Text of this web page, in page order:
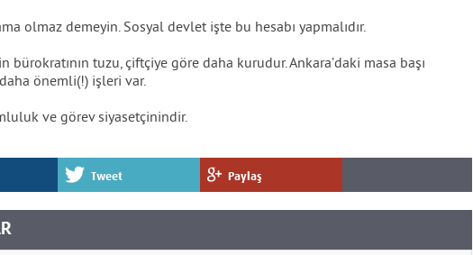
olmaz demeyin. Sosyal devlet işte bu hesabı yapmalıdır.
bürokratının tuzu, çiftçiye göre daha kurudur. Ankara’daki masa başı
önemli(!) işleri var.
ve görev siyasetçinindir.
Tweet Paylaş